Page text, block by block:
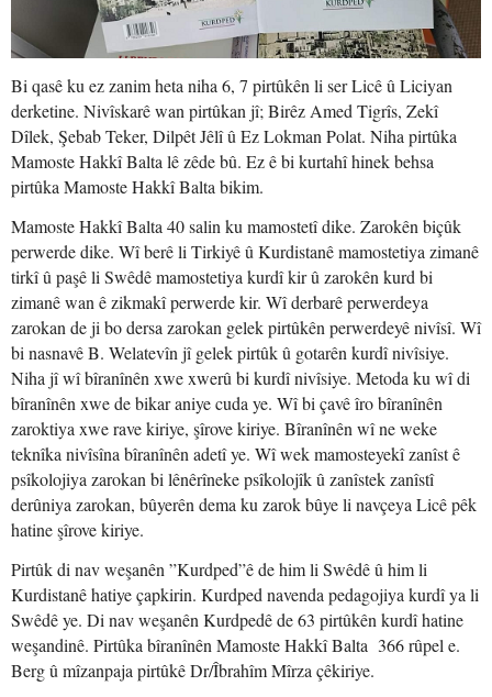
Bi qasê ku ez zanim heta niha 6, 7 pirtûkên li ser Licê û Liciyan
derketine. Nivîskarê wan pirtûkan jî; Birêz Amed Tigrîs, Zekî
Dîlek, Şebab Teker, Dilpêt Jêlî û Ez Lokman Polat. Niha pirtûka
Mamoste Hakkî Balta lê zêde bû. Ez ê bi kurtahî hinek behsa
pirtûka Mamoste Hakkî Balta bikim.
Mamoste Hakkî Balta 40 salin ku mamostetî dike. Zarokên biçûk
perwerde dike. Wî berê li Tirkiyê û Kurdistanê mamostetiya zimanê
tirkî û paşê li Swêdê mamostetiya kurdî kir û zarokên kurd bi
zimanê wan ê zikmakî perwerde kir. Wî derbarê perwerdeya
zarokan de ji bo dersa zarokan gelek pirtûkên perwerdeyê nivîsî. Wî
bi nasnavê B. Welatevîn jî gelek pirtûk û gotarên kurdî nivîsiye.
Niha jî wî bîranînên xwe xwerû bi kurdî nivîsiye. Metoda ku wî di
bîranînên xwe de bikar aniye cuda ye. Wî bi çavê îro bîranînên
zaroktiya xwe rave kiriye, şîrove kiriye. Bîranînên wî ne weke
teknîka nivîsîna bîranînên adetî ye. Wî wek mamosteyekî zanîst ê
psîkolojiya zarokan bi lênêrîneke psîkolojîk û zanîstek zanîstî
derûniya zarokan, bûyerên dema ku zarok bûye li navçeya Licê pêk
hatine şîrove kiriye.
Pirtûk di nav weşanên”Kurdped”ê de him li Swêdê û him li
Kurdistanê hatiye çapkirin. Kurdped navenda pedagojiya kurdî ya li
Swêdê ye. Di nav weşanên Kurdpedê de 63 pirtûkên kurdî hatine
weşandinê. Pirtûka bîranînên Mamoste Hakkî Balta 366 rûpel e.
Berg û mîzanpaja pirtûkê Dr/Îbrahîm Mîrza çêkiriye.